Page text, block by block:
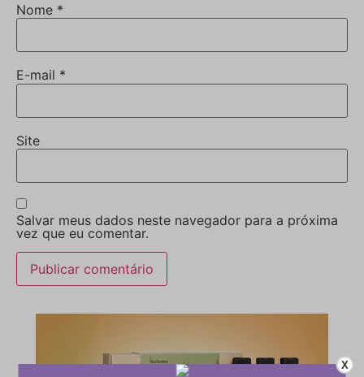
Nome *
E-mail *
Site
Salvar meus dados neste navegador para a próxima
vez que eu comentar.
X